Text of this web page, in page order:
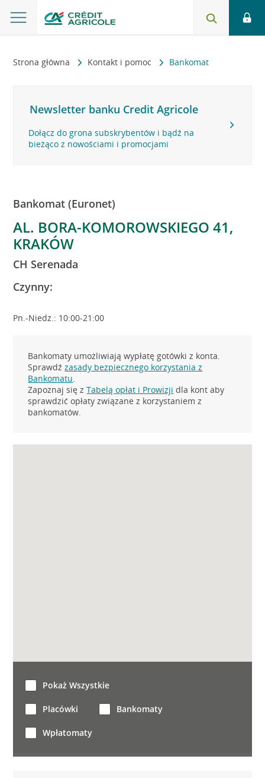
Strona główna Kontakt i pomoc Bankomat
Newsletter banku Credit Agricole
Dołącz do grona subskrybentów i bądź na
bieżąco z nowościami i promocjami
Bankomat (Euronet)
AL. BORA-KOMOROWSKIEGO 41,
KRAKÓW
CH Serenada
Czynny:
Pn.-Niedz.: 10:00-21:00
Bankomaty umożliwiają wypłatę gotówki z konta.
Sprawdźzasady bezpiecznego korzystania z
Bankomatu.
Zapoznaj się zTabelą opłat i Prowizji dla kont aby
sprawdzić opłaty związane z korzystaniem z
bankomatów.
Pokaż Wszystkie
Placówki Bankomaty
Wpłatomaty